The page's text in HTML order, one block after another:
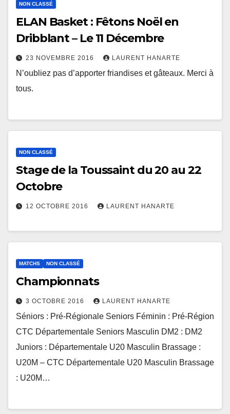
NON CLASSÉ
ELAN Basket : Fêtons Noël en
Dribblant – Le 11 Décembre
23 NOVEMBRE 2016 LAURENT HANARTE
N’oubliez pas d’apporter friandises et gâteaux. Merci à
tous.
NON CLASSÉ
Stage de la Toussaint du 20 au 22
Octobre
12 OCTOBRE 2016 LAURENT HANARTE
MATCHS NON CLASSÉ
Championnats
3 OCTOBRE 2016 LAURENT HANARTE
Séniors : Pré-Régionale Seniors Féminin : Pré-Région
CTC Départementale Seniors Masculin DM2 : DM2
Juniors : Départementale U20 Masculin Brassage :
U20M – CTC Départementale U20 Masculin Brassage
: U20M…